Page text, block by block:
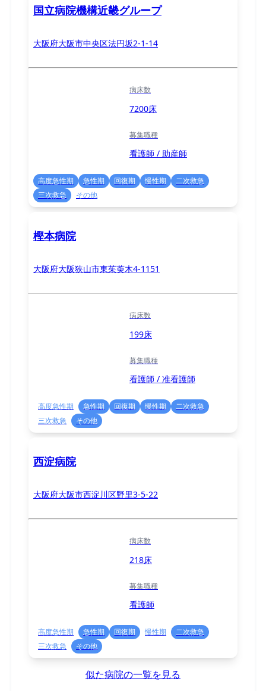
国立病院機構近畿グループ
大阪府大阪市中央区法円坂2-1-14
病床数
7200床
募集職種
看護師 / 助産師
高度急性期 急性期 回復期 慢性期
二次救急
三次救急
その他
樫本病院
大阪府大阪狭山市東茱萸木4-1151
病床数
199床
募集職種
看護師 / 准看護師
高度急性期 急性期 回復期 慢性期
二次救急
三次救急
その他
西淀病院
大阪府大阪市西淀川区野里3-5-22
病床数
218床
募集職種
看護師
高度急性期 急性期 回復期 慢性期
二次救急
三次救急
その他
似た病院の一覧を見る